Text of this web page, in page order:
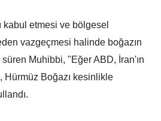
kabul etmesi ve bölgesel
vazgeçmesi halinde boğazın
süren Muhibbi, "Eğer ABD, İran'ın
Hürmüz Boğazı kesinlikle